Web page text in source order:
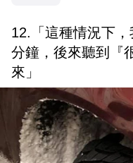
12.「這種情況下
分鐘，後來聽到『
來」